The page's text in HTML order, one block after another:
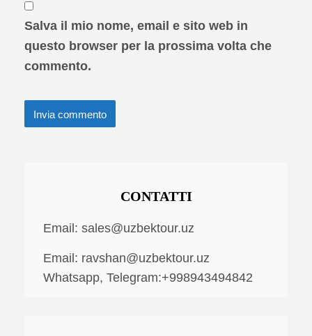
Salva il mio nome, email e sito web in
questo browser per la prossima volta che
commento.
CONTATTI
Email: sales@uzbektour.uz
Email: ravshan@uzbektour.uz
Whatsapp, Telegram:+998943494842